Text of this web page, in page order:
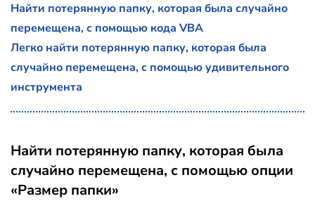
Найти потерянную папку, которая была случайно
перемещена, с помощью кода VBA
Легко найти потерянную папку, которая была
случайно перемещена, с помощью удивительного
инструмента
Найти потерянную папку, которая была
случайно перемещена, с помощью опции
«Размер папки»